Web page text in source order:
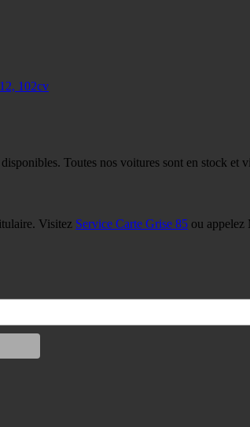
102cv
Toutes nos voitures sont en stock et
Visitez Service Carte Grise 85 ou appelez